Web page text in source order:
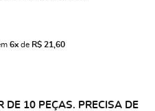
6x de R$ 21,60
DE 10 PEÇAS. PRECISA DE